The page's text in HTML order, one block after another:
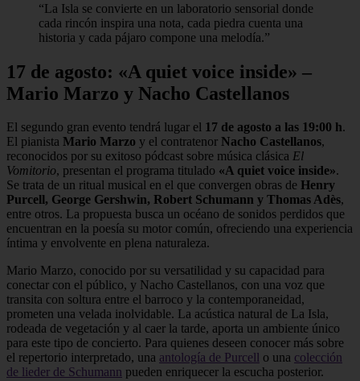
“La Isla se convierte en un laboratorio sensorial donde
cada rincón inspira una nota, cada piedra cuenta una
historia y cada pájaro compone una melodía.”
17 de agosto: «A quiet voice inside» –
Mario Marzo y Nacho Castellanos
El segundo gran evento tendrá lugar el 17 de agosto a las 19:00 h.
El pianista Mario Marzo y el contratenor Nacho Castellanos,
reconocidos por su exitoso pódcast sobre música clásica El
Vomitorio, presentan el programa titulado «A quiet voice inside».
Se trata de un ritual musical en el que convergen obras de Henry
Purcell, George Gershwin, Robert Schumann y Thomas Adès,
entre otros. La propuesta busca un océano de sonidos perdidos que
encuentran en la poesía su motor común, ofreciendo una experiencia
íntima y envolvente en plena naturaleza.
Mario Marzo, conocido por su versatilidad y su capacidad para
conectar con el público, y Nacho Castellanos, con una voz que
transita con soltura entre el barroco y la contemporaneidad,
prometen una velada inolvidable. La acústica natural de La Isla,
rodeada de vegetación y al caer la tarde, aporta un ambiente único
para este tipo de concierto. Para quienes deseen conocer más sobre
el repertorio interpretado, una antología de Purcell o una colección
de lieder de Schumann pueden enriquecer la escucha posterior.